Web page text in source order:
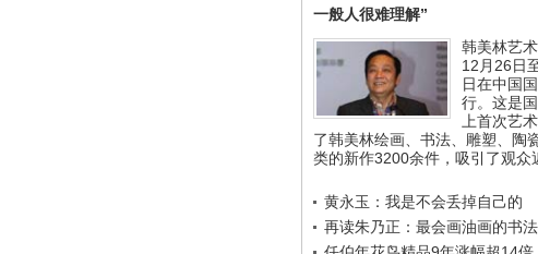
一般人很难理解”
韩美林艺
12月26日
日在中国
行。这是
上首次艺
了韩美林绘画、书法、雕塑、陶
类的新作3200余件，吸引了观众
黄永玉：我是不会丢掉自己的
再读朱乃正：最会画油画的书